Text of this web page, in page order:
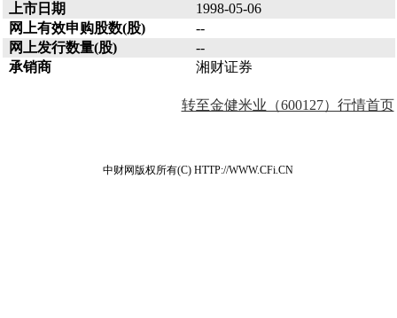
上市日期
1998-05-06
网上有效申购股数(股)
--
网上发行数量(股)
--
承销商
湘财证券
转至金健米业（600127）行情首页
中财网版权所有(C) HTTP://WWW.CFi.CN